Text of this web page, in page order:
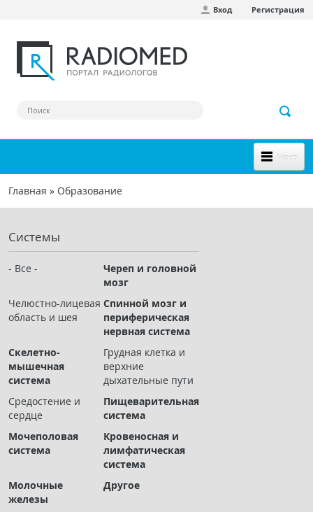
Вход Регистрация
Меню
НОВОЕ НА САЙТЕ
СООБЩЕСТВО
Клинические наблюдения
Чат RADIOMED
ОБРАЗОВАНИЕ
Интерактивные задания
Презентации
Публикации
Журнал "Лучевая диагностика и терапия"
Вы здесь
Главная » Образование
Системы
- Все -
Череп и головной
мозг
Челюстно-лицевая
область и шея
Спинной мозг и
периферическая
нервная система
Скелетно-
мышечная
система
Грудная клетка и
верхние
дыхательные пути
Средостение и
сердце
Пищеварительная
система
Мочеполовая
система
Кровеносная и
лимфатическая
система
Молочные
железы
Другое